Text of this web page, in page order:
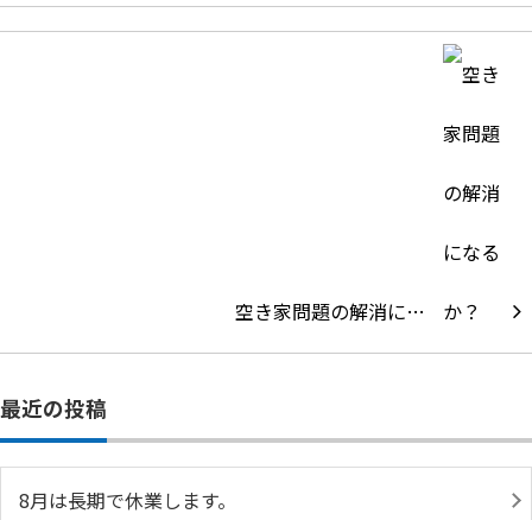
空き家問題の解消に…
最近の投稿
8月は長期で休業します。